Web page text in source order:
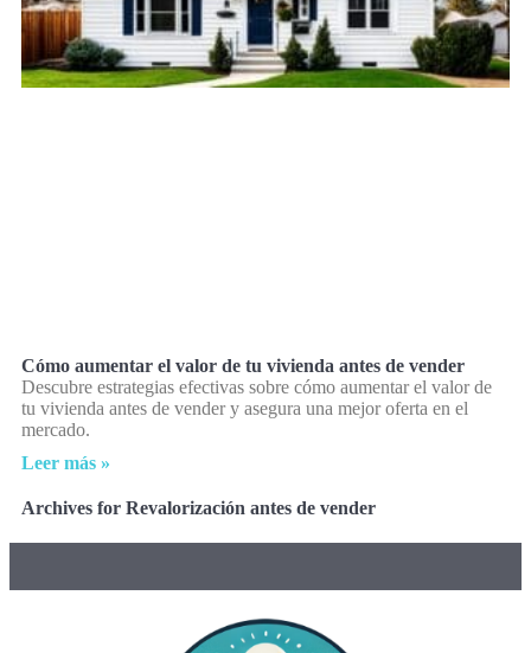
Cómo aumentar el valor de tu vivienda antes de vender
Descubre estrategias efectivas sobre cómo aumentar el valor de
tu vivienda antes de vender y asegura una mejor oferta en el
mercado.
Leer más »
Archives for Revalorización antes de vender